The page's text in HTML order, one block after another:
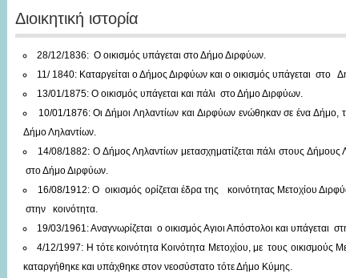
Διοικητική ιστορία
28/12/1836: Ο οικισμός υπάγεται στο Δήμο Διρφύων.
11/ 1840: Καταργείται ο Δήμος Διρφύων και ο οικισμός υπάγεται στο
13/01/1875: Ο οικισμός υπάγεται και πάλι στο Δήμο Διρφύων.
10/01/1876: Οι Δήμοι Ληλαντίων και Διρφύων ενώθηκαν σε ένα Δήμο,
Δήμο Ληλαντίων.
14/08/1882: Ο Δήμος Ληλαντίων μετασχηματίζεται πάλι στους Δήμους
στο Δήμο Διρφύων.
16/08/1912: Ο οικισμός ορίζεται έδρα της κοινότητας Μετοχίου
στην κοινότητα.
19/03/1961: Αναγνωρίζεται ο οικισμός Αγιοι Απόστολοι και υπάγεται
4/12/1997: Η τότε κοινότητα Κοινότητα Μετοχίου, με τους οικισμούς
καταργήθηκε και υπάχθηκε στον νεοσύστατο τότε Δήμο Κύμης.